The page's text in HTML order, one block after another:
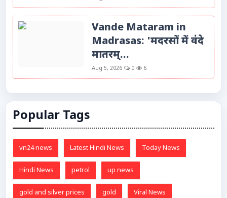
Vande Mataram in
Madrasas: 'मदरसों में वंदे
मातरम्...
Aug 5, 2026 0 6
Popular Tags
vn24 news Latest Hindi News Today News
Hindi News petrol up news
gold and silver prices gold Viral News